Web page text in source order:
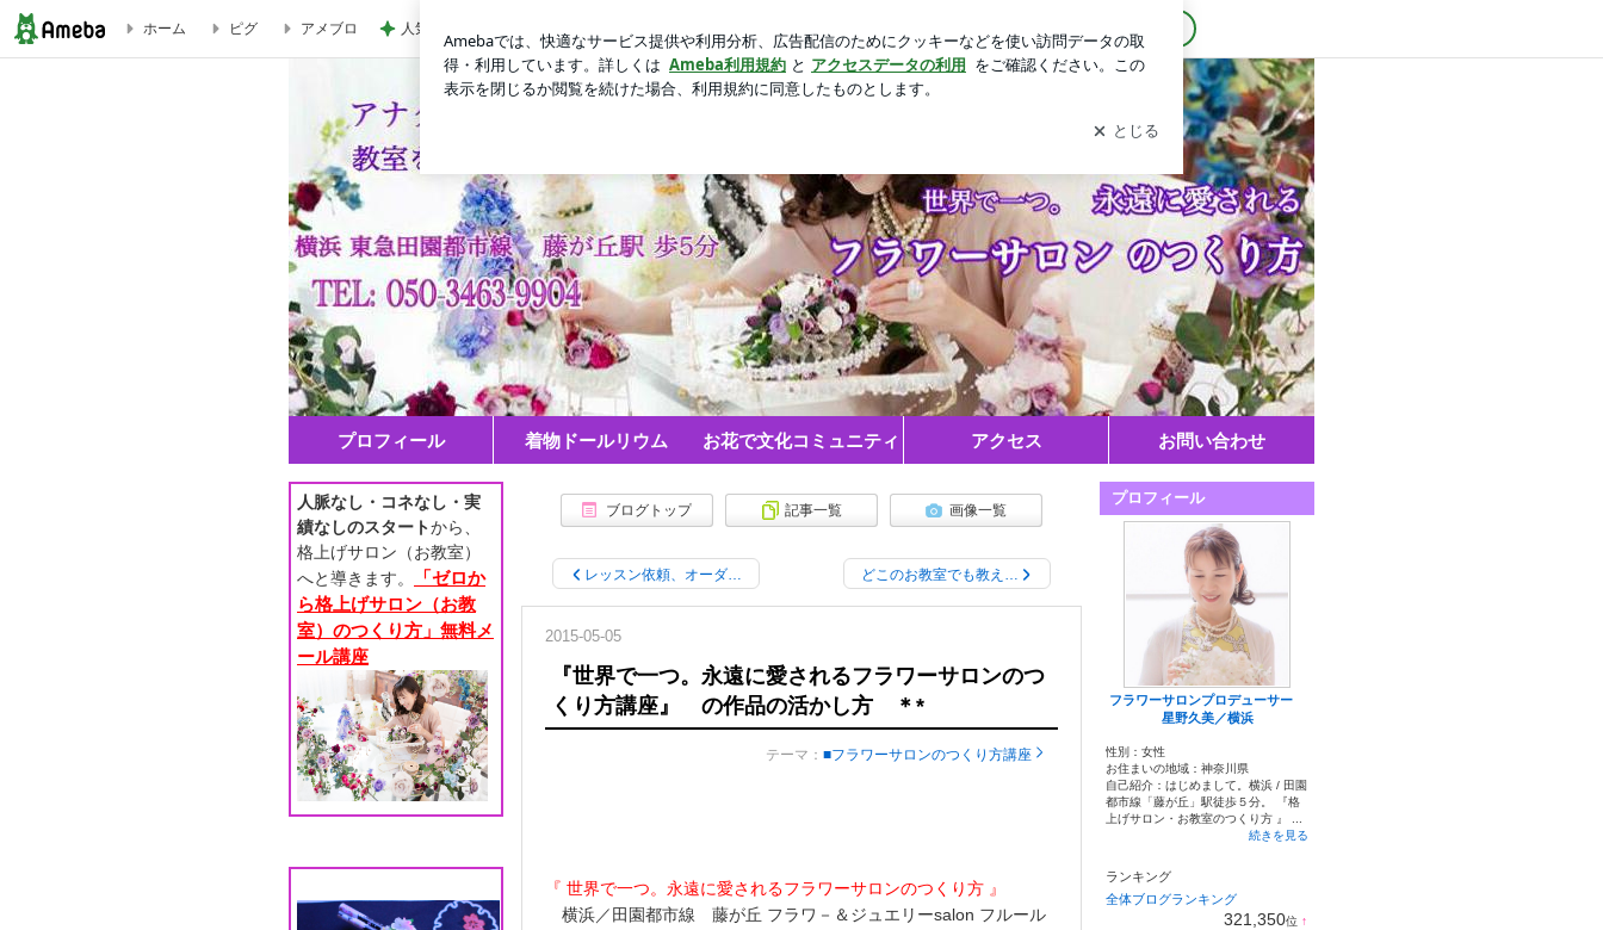
『世界で一つ。永遠に愛されるフラワーサロンのつくり方講座』 の作品の活かし方 ＊* | ゼロから格上げサロンのつくり方／横浜フラワーサロン
ホーム ピグ アメブロ 人気アイドルが結婚を同時発表 第1子誕生も
ブログトップ 記事一覧 画像一覧
レッスン依頼、オーダ… どこのお教室でも教え…
『世界で一つ。永遠に愛されるフラワーサロンのつ
くり方講座』 の作品の活かし方 ＊*
2015-05-05
テーマ： ■フラワーサロンのつくり方講座
『 世界で一つ。永遠に愛されるフラワーサロンのつくり方 』
横浜／田園都市線 藤が丘 フラワ－＆ジュエリーsalon フルール
人脈なし・コネなし・実
績なしのスタートから、
格上げサロン（お教室）
へと導きます。
「ゼロか
ら格上げサロン（お教
室）のつくり方」無料メ
ール講座
プロフィール 着物ドールリウム お花で文化コミュニティ アクセス お問い合わせ
プロフィール
フラワーサロンプロデューサー
星野久美／横浜
性別： 女性
お住まいの地域： 神奈川県
自己紹介：はじめまして。横浜 / 田園
都市線「藤が丘」駅徒歩５分。 『格
上げサロン・お教室のつくり方 』 ...
続きを見る
ランキング
全体ブログランキング
321,350位 ↑